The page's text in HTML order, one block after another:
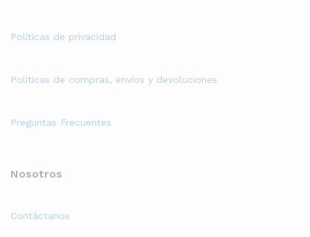
Políticas de privacidad
Políticas de compras, envíos y devoluciones
Preguntas Frecuentes
Nosotros
Contáctanos